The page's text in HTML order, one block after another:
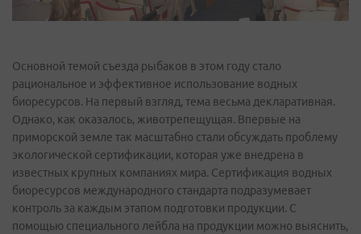
Основной темой съезда рыбаков в этом году стало
рациональное и эффективное использование водных
биоресурсов. На первый взгляд, тема весьма декларативная.
Однако, как оказалось, животрепещущая. Впервые на
приморской земле так масштабно стали обсуждать проблему
экологической сертификации, которая уже внедрена в
известных крупных компаниях мира. Сертификация водных
биоресурсов международного стандарта подразумевает
контроль за каждым этапом подготовки продукции. С
помощью специального лейбла на продукции можно выяснить,